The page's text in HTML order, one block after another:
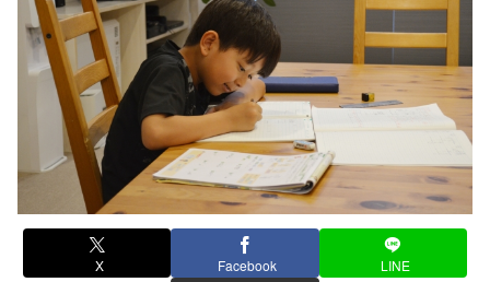
X Facebook LINE